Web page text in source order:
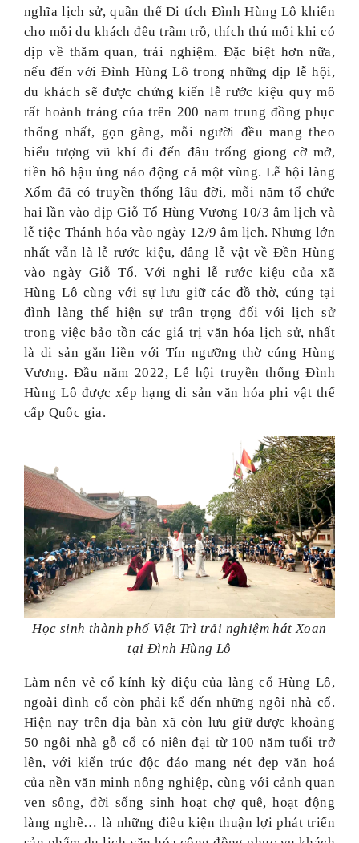
nghĩa lịch sử, quần thể Di tích Đình Hùng Lô khiến
cho mỗi du khách đều trầm trồ, thích thú mỗi khi có
dịp về thăm quan, trải nghiệm. Đặc biệt hơn nữa,
nếu đến với Đình Hùng Lô trong những dịp lễ hội,
du khách sẽ được chứng kiến lễ rước kiệu quy mô
rất hoành tráng của trên 200 nam trung đồng phục
thống nhất, gọn gàng, mỗi người đều mang theo
biểu tượng vũ khí đi đến đâu trống giong cờ mở,
tiền hô hậu ủng náo động cả một vùng. Lễ hội làng
Xốm đã có truyền thống lâu đời, mỗi năm tổ chức
hai lần vào dịp Giỗ Tổ Hùng Vương 10/3 âm lịch và
lễ tiệc Thánh hóa vào ngày 12/9 âm lịch. Nhưng lớn
nhất vẫn là lễ rước kiệu, dâng lễ vật về Đền Hùng
vào ngày Giỗ Tổ. Với nghi lễ rước kiệu của xã
Hùng Lô cùng với sự lưu giữ các đồ thờ, cúng tại
đình làng thể hiện sự trân trọng đối với lịch sử
trong việc bảo tồn các giá trị văn hóa lịch sử, nhất
là di sản gắn liền với Tín ngưỡng thờ cúng Hùng
Vương. Đầu năm 2022, Lễ hội truyền thống Đình
Hùng Lô được xếp hạng di sản văn hóa phi vật thể
cấp Quốc gia.
Học sinh thành phố Việt Trì trải nghiệm hát Xoan
tại Đình Hùng Lô
Làm nên vẻ cổ kính kỳ diệu của làng cổ Hùng Lô,
ngoài đình cổ còn phải kể đến những ngôi nhà cổ.
Hiện nay trên địa bàn xã còn lưu giữ được khoảng
50 ngôi nhà gỗ cổ có niên đại từ 100 năm tuổi trở
lên, với kiến trúc độc đáo mang nét đẹp văn hoá
của nền văn minh nông nghiệp, cùng với cảnh quan
ven sông, đời sống sinh hoạt chợ quê, hoạt động
làng nghề… là những điều kiện thuận lợi phát triển